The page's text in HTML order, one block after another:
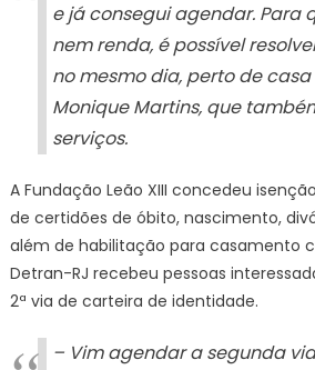
e já consegui agendar. Para
nem renda, é possível
no mesmo dia, perto de
Monique Martins, que
serviços.
A Fundação Leão XIII concedeu
de certidões de óbito, nascimento,
além de habilitação para casamento
Detran-RJ recebeu pessoas
2ª via de carteira de identidade.
– Vim agendar a segunda